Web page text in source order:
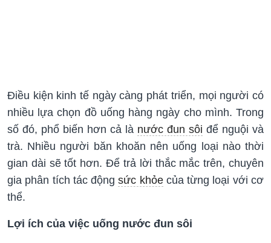
Điều kiện kinh tế ngày càng phát triển, mọi người có
nhiều lựa chọn đồ uống hàng ngày cho mình. Trong
số đó, phổ biến hơn cả là nước đun sôi để nguội và
trà. Nhiều người băn khoăn nên uống loại nào thời
gian dài sẽ tốt hơn. Để trả lời thắc mắc trên, chuyên
gia phân tích tác độngsức khỏecủa từng loại với cơ
thể.
Lợi ích của việc uống nước đun sôi